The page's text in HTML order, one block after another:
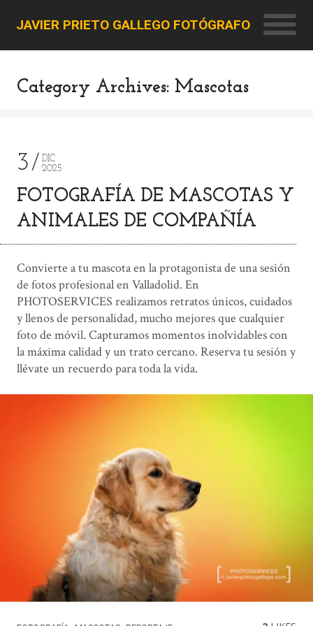
JAVIER PRIETO GALLEGO FOTÓGRAFO
Category Archives: Mascotas
3
DIC
2025
FOTOGRAFÍA DE MASCOTAS Y
ANIMALES DE COMPAÑÍA
Convierte a tu mascota en la protagonista de una sesión
de fotos profesional en Valladolid. En
PHOTOSERVICES realizamos retratos únicos, cuidados
y llenos de personalidad, mucho mejores que cualquier
foto de móvil. Capturamos momentos inolvidables con
la máxima calidad y un trato cercano. Reserva tu sesión y
llévate un recuerdo para toda la vida.